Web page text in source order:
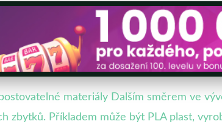
materiály Dalším směrem ve
zbytků. Příkladem může být PLA plast,